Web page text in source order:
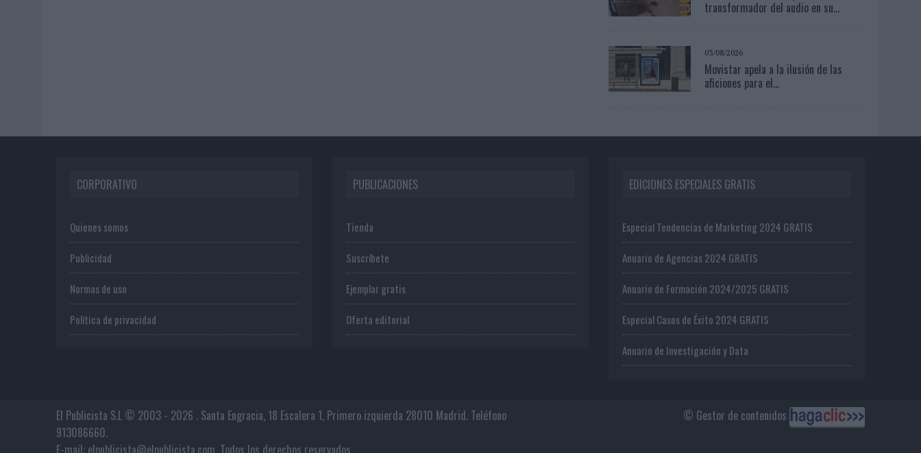
transformador del audio en su...
03/08/2026
Movistar apela a la ilusión de las
aficiones para el...
CORPORATIVO
Quienes somos
Publicidad
Normas de uso
Política de privacidad
PUBLICACIONES
Tienda
Suscríbete
Ejemplar gratis
Oferta editorial
EDICIONES ESPECIALES GRATIS
Especial Tendencias de Marketing 2024 GRATIS
Anuario de Agencias 2024 GRATIS
Anuario de Formación 2024/2025 GRATIS
Especial Casos de Éxito 2024 GRATIS
Anuario de Investigación y Data
© Gestor de contenidos
El Publicista S.L © 2003 - 2026 . Santa Engracia, 18 Escalera 1, Primero izquierda 28010 Madrid. Teléfono
913086660.
E-mail: elpublicista@elpublicista.com. Todos los derechos reservados